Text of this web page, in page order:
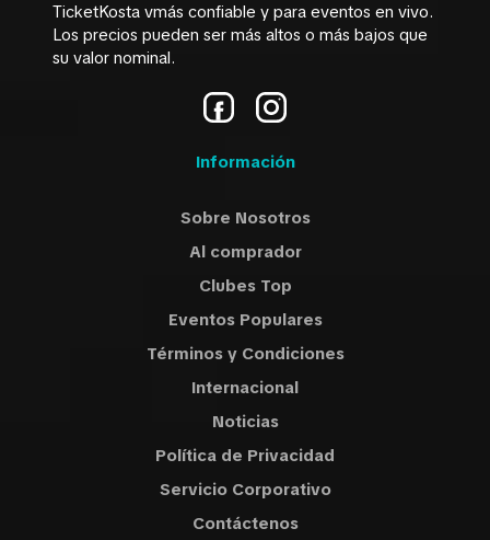
TicketKosta vmás confiable y para eventos en vivo.
Los precios pueden ser más altos o más bajos que
su valor nominal.
Información
Sobre Nosotros
Al comprador
Clubes Top
Eventos Populares
Términos y Condiciones
Internacional
Noticias
Política de Privacidad
Servicio Corporativo
Contáctenos